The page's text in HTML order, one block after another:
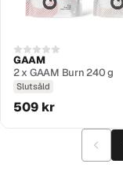
GAAM
2 x GAAM Burn 240 g
Slutsåld
509 kr